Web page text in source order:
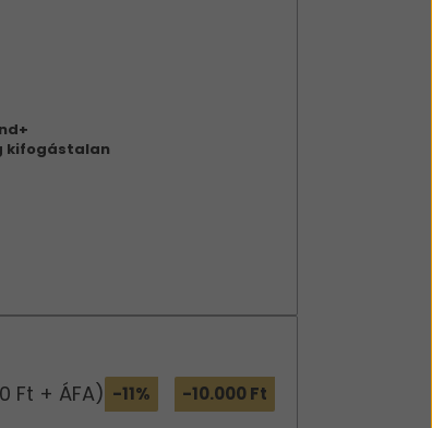
kifogástalan
Ft + ÁFA) -11% -10.000 Ft